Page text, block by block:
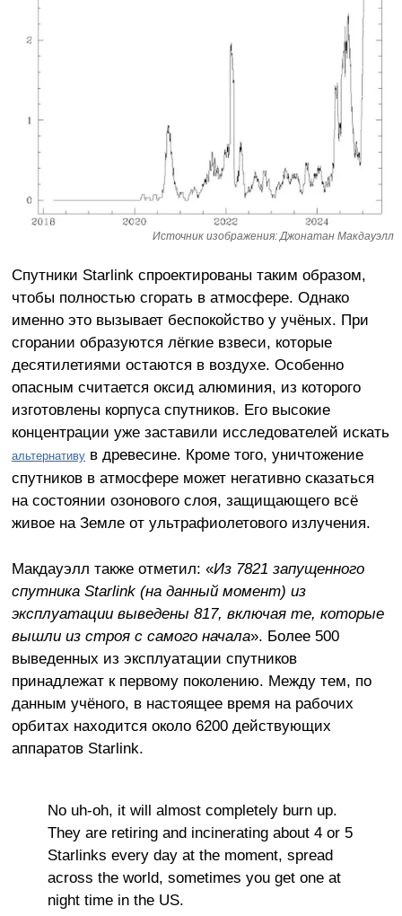
Источник изображения: Джонатан Макдауэлл
Спутники Starlink спроектированы таким образом,
чтобы полностью сгорать в атмосфере. Однако
именно это вызывает беспокойство у учёных. При
сгорании образуются лёгкие взвеси, которые
десятилетиями остаются в воздухе. Особенно
опасным считается оксид алюминия, из которого
изготовлены корпуса спутников. Его высокие
концентрации уже заставили исследователей искать
альтернативув древесине. Кроме того, уничтожение
спутников в атмосфере может негативно сказаться
на состоянии озонового слоя, защищающего всё
живое на Земле от ультрафиолетового излучения.
Макдауэлл также отметил: «Из 7821 запущенного
спутника Starlink (на данный момент) из
эксплуатации выведены 817, включая те, которые
вышли из строя с самого начала». Более 500
выведенных из эксплуатации спутников
принадлежат к первому поколению. Между тем, по
данным учёного, в настоящее время на рабочих
орбитах находится около 6200 действующих
аппаратов Starlink.
No uh-oh, it will almost completely burn up.
They are retiring and incinerating about 4 or 5
Starlinks every day at the moment, spread
across the world, sometimes you get one at
night time in the US.